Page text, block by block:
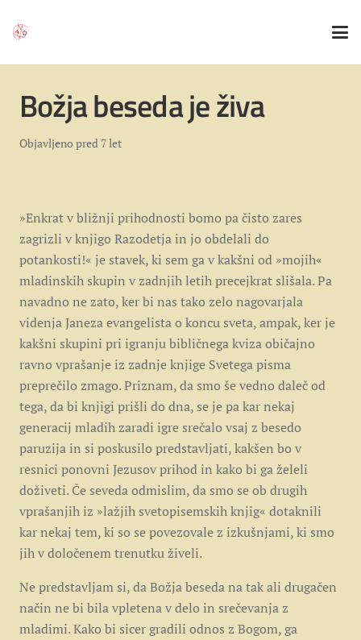
Božja beseda je živa
Objavljeno pred 7 let
»Enkrat v bližnji prihodnosti bomo pa čisto zares
zagrizli v knjigo Razodetja in jo obdelali do
potankosti!« je stavek, ki sem ga v kakšni od »mojih«
mladinskih skupin v zadnjih letih precejkrat slišala. Pa
navadno ne zato, ker bi nas tako zelo nagovarjala
videnja Janeza evangelista o koncu sveta, ampak, ker je
kakšni skupini pri igranju bibličnega kviza običajno
ravno vprašanje iz zadnje knjige Svetega pisma
preprečilo zmago. Priznam, da smo še vedno daleč od
tega, da bi knjigi prišli do dna, se je pa kar nekaj
generacij mladih zaradi igre srečalo vsaj z besedo
paruzija in si poskusilo predstavljati, kakšen bo v
resnici ponovni Jezusov prihod in kako bi ga želeli
doživeti. Če seveda odmislim, da smo se ob drugih
vprašanjih iz »lažjih svetopisemskih knjig« dotaknili
kar nekaj tem, ki so se povezovale z izkušnjami, ki smo
jih v določenem trenutku živeli.
Ne predstavljam si, da Božja beseda na tak ali drugačen
način ne bi bila vpletena v delo in srečevanja z
mladimi. Kako bi sicer gradili odnos z Bogom, ga